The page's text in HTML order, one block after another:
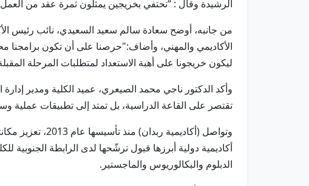
الرشيدة وقال : “نحتفي بخريجين يمثلون ثمرة عقد من العمل
من جانبه، أوضح سعادة سالم سعيد السعيدي، نائب رئيس
الأكاديمي والمهني، وأضاف:"حرصنا على أن تكون برامجنا
ليكون خريجونا على أهبة الاستعداد لمتطلبات المرحلة
وأكد الدكتور ناجي محمد الصيعري، عميد الكلية ومدير إدارة
تقتصر على القاعة الدراسية، بل تمتد إلى تطبيقات عملية
الدبلوم والبكالوريوس والماجستير.